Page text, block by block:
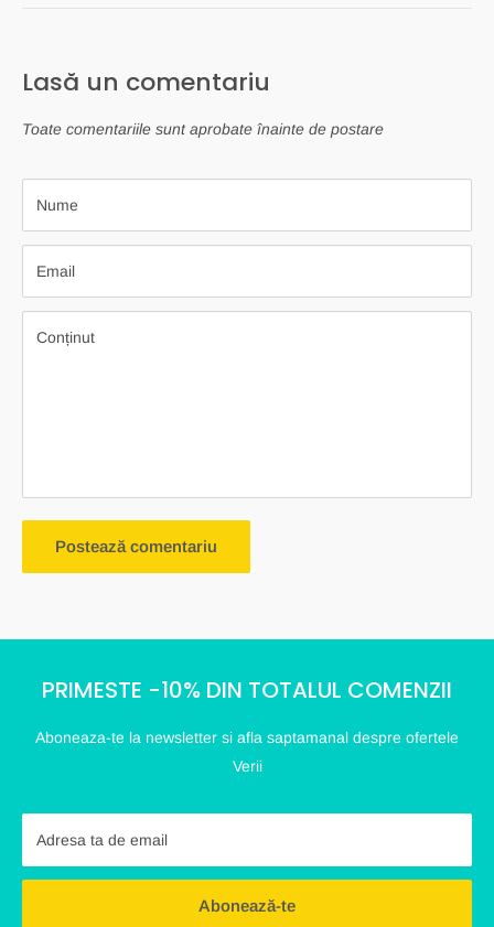
Lasă un comentariu
Toate comentariile sunt aprobate înainte de postare
Nume
Email
Conținut
Postează comentariu
PRIMESTE -10% DIN TOTALUL COMENZII
Aboneaza-te la newsletter si afla saptamanal despre ofertele
Verii
Adresa ta de email
Abonează-te